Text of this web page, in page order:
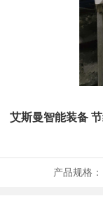
艾斯曼智能装备
产品规格：